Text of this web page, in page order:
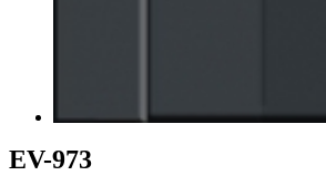
EV-973